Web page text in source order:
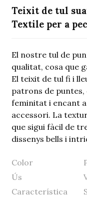
Teixit de tul
Textile per a
El nostre tul de
qualitat, cosa que
El teixit de tul fi i
patrons de puntes,
feminitat i encant
accessori. La
que sigui fàcil de
dissenys bells i
Color
Ús
Característica